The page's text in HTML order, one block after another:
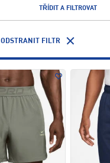
TŘÍDIT A FILTROVAT
ODSTRANIT FILTR